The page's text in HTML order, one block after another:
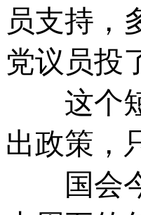
员支持，
党议员投
这个短
出政策，
国会今